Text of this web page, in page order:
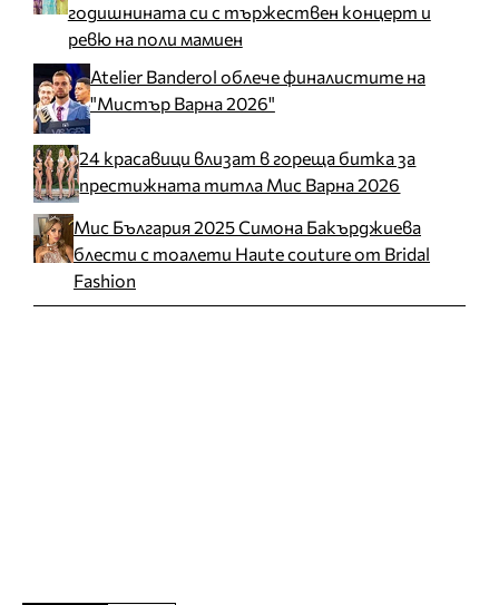
годишнината си с тържествен концерт и
ревю на поли мамиен
Atelier Banderol облече финалистите на
"Мистър Варна 2026"
24 красавици влизат в гореща битка за
престижната титла Мис Варна 2026
Мис България 2025 Симона Бакърджиева
блести с тоалети Haute couture от Bridal
Fashion